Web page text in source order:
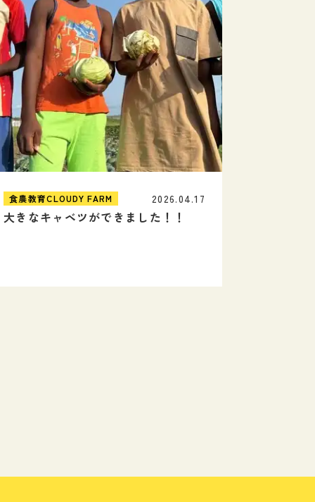
食農教育CLOUDY FARM
大きなキャベツができました！！
2026.04.17